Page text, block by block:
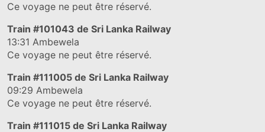
Ce voyage ne peut être réservé.
Train #101043 de Sri Lanka Railway
13:31 Ambewela
Ce voyage ne peut être réservé.
Train #111005 de Sri Lanka Railway
09:29 Ambewela
Ce voyage ne peut être réservé.
Train #111015 de Sri Lanka Railway